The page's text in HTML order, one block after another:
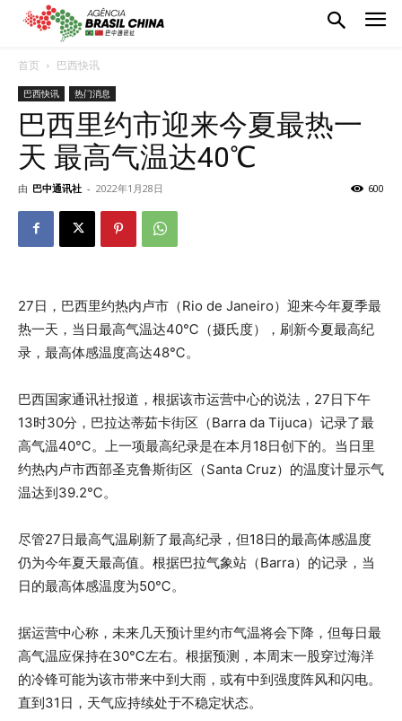
首页 巴西快讯
巴西快讯 热门消息
巴西里约市迎来今夏最热一
天 最高气温达40℃
由 巴中通讯社 - 2022年1月28日 600
27日，巴西里约热内卢市（Rio de Janeiro）迎来今年夏季最
热一天，当日最高气温达40℃（摄氏度），刷新今夏最高纪
录，最高体感温度高达48℃。
巴西国家通讯社报道，根据该市运营中心的说法，27日下午
13时30分，巴拉达蒂茹卡街区（Barra da Tijuca）记录了最
高气温40℃。上一项最高纪录是在本月18日创下的。当日里
约热内卢市西部圣克鲁斯街区（Santa Cruz）的温度计显示气
温达到39.2℃。
尽管27日最高气温刷新了最高纪录，但18日的最高体感温度
仍为今年夏天最高值。根据巴拉气象站（Barra）的记录，当
日的最高体感温度为50℃。
据运营中心称，未来几天预计里约市气温将会下降，但每日最
高气温应保持在30℃左右。根据预测，本周末一股穿过海洋
的冷锋可能为该市带来中到大雨，或有中到强度阵风和闪电。
直到31日，天气应持续处于不稳定状态。